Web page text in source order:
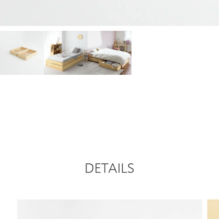
DETAILS